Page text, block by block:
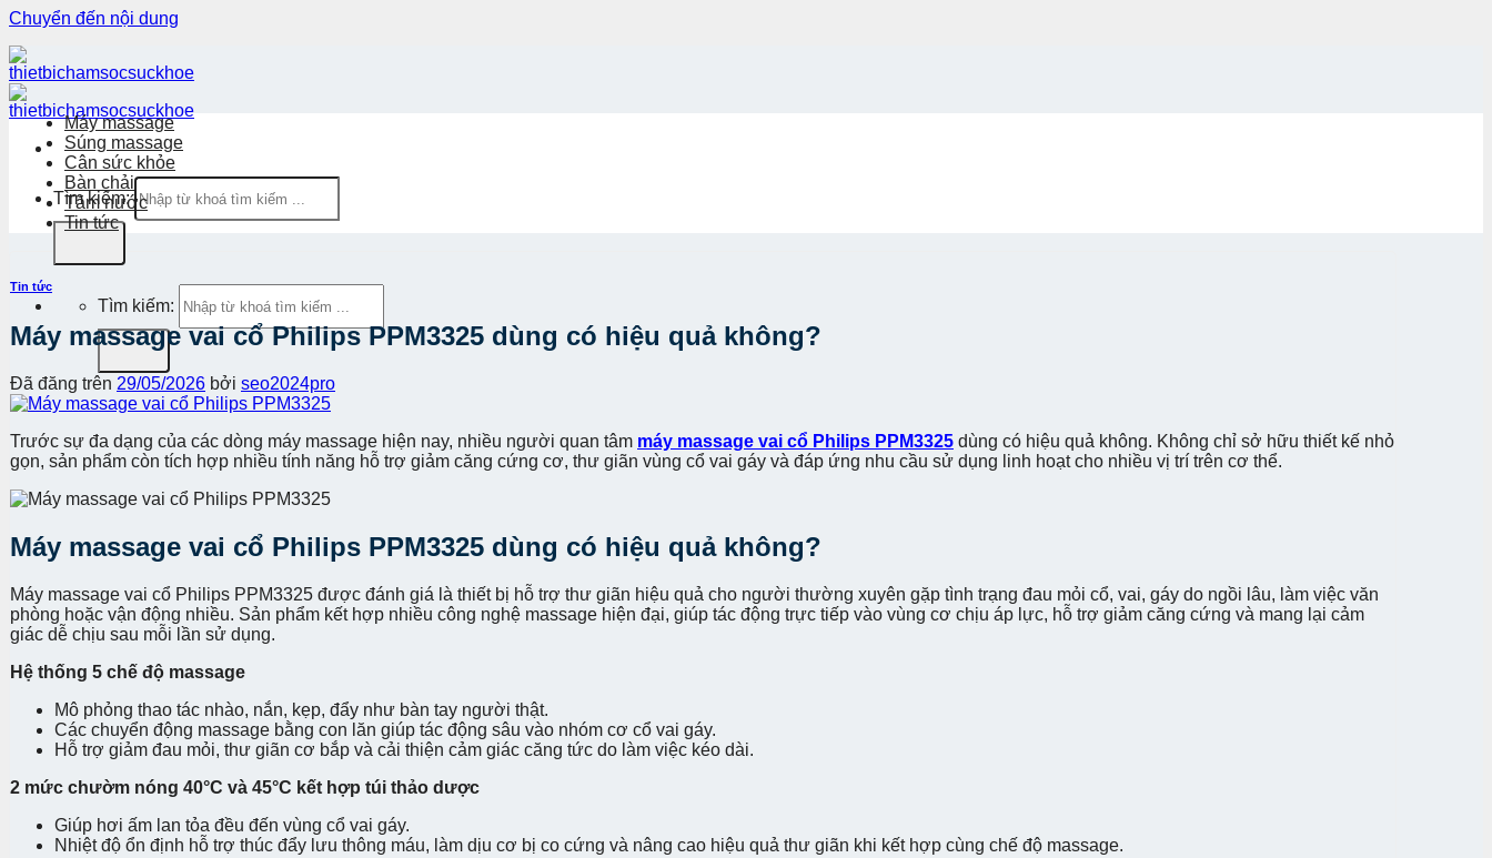
Chuyển đến nội dung
Tìm kiếm:
Tìm kiếm:
Máy massage
Súng massage
Cân sức khỏe
Bàn chải
Tăm nước
Tin tức
Tin tức
Máy massage vai cổ Philips PPM3325 dùng có hiệu quả không?
Đã đăng trên 29/05/2026 bởi seo2024pro
Trước sự đa dạng của các dòng máy massage hiện nay, nhiều người quan tâm máy massage vai cổ Philips PPM3325 dùng có hiệu quả không. Không chỉ sở hữu thiết kế nhỏ
gọn, sản phẩm còn tích hợp nhiều tính năng hỗ trợ giảm căng cứng cơ, thư giãn vùng cổ vai gáy và đáp ứng nhu cầu sử dụng linh hoạt cho nhiều vị trí trên cơ thể.
Máy massage vai cổ Philips PPM3325 dùng có hiệu quả không?
Máy massage vai cổ Philips PPM3325 được đánh giá là thiết bị hỗ trợ thư giãn hiệu quả cho người thường xuyên gặp tình trạng đau mỏi cổ, vai, gáy do ngồi lâu, làm việc văn
phòng hoặc vận động nhiều. Sản phẩm kết hợp nhiều công nghệ massage hiện đại, giúp tác động trực tiếp vào vùng cơ chịu áp lực, hỗ trợ giảm căng cứng và mang lại cảm
giác dễ chịu sau mỗi lần sử dụng.
Hệ thống 5 chế độ massage
Mô phỏng thao tác nhào, nắn, kẹp, đẩy như bàn tay người thật.
Các chuyển động massage bằng con lăn giúp tác động sâu vào nhóm cơ cổ vai gáy.
Hỗ trợ giảm đau mỏi, thư giãn cơ bắp và cải thiện cảm giác căng tức do làm việc kéo dài.
2 mức chườm nóng 40°C và 45°C kết hợp túi thảo dược
Giúp hơi ấm lan tỏa đều đến vùng cổ vai gáy.
Nhiệt độ ổn định hỗ trợ thúc đẩy lưu thông máu, làm dịu cơ bị co cứng và nâng cao hiệu quả thư giãn khi kết hợp cùng chế độ massage.